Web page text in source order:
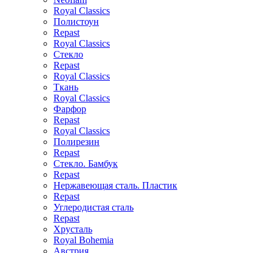
Royal Classics
Полистоун
Repast
Royal Classics
Стекло
Repast
Royal Classics
Ткань
Royal Classics
Фарфор
Repast
Royal Classics
Полирезин
Repast
Стекло. Бамбук
Repast
Нержавеющая сталь. Пластик
Repast
Углеродистая сталь
Repast
Хрусталь
Royal Bohemia
Австрия